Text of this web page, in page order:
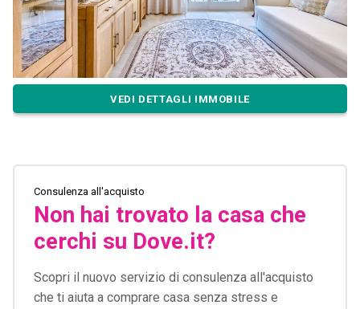
VEDI DETTAGLI IMMOBILE
Consulenza all'acquisto
Non hai trovato la casa che
cerchi su Dove.it?
Scopri il nuovo servizio di consulenza all'acquisto
che ti aiuta a comprare casa senza stress e